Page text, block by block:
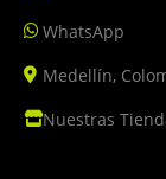
WhatsApp
Medellín,
Nuestras